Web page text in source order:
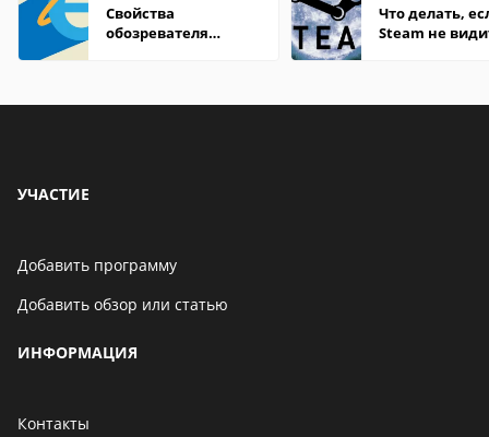
Свойства
обозревателя
Что делать,
Steam не
УЧАСТИЕ
Добавить программу
Добавить обзор или статью
ИНФОРМАЦИЯ
Контакты